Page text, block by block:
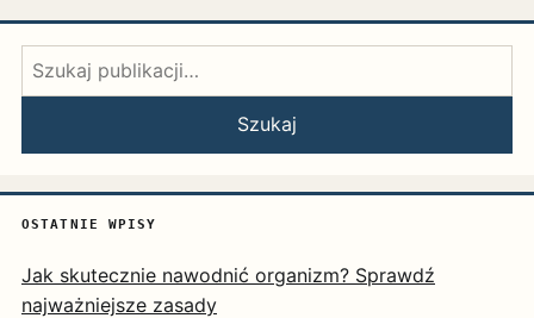
Szukaj:
Szukaj
OSTATNIE WPISY
Jak skutecznie nawodnić organizm? Sprawdź
najważniejsze zasady